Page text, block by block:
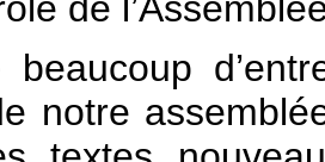
beaucoup
notre